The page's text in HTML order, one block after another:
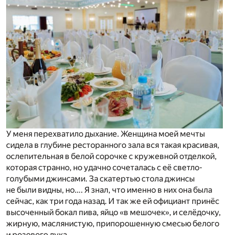
У меня перехватило дыхание. Женщина моей мечты
сидела в глубине ресторанного зала вся такая красивая,
ослепительная в белой сорочке с кружевной отделкой,
которая странно, но удачно сочеталась с её светло-
голубыми джинсами. За скатертью стола джинсы
не были видны, но…. Я знал, что именно в них она была
сейчас, как три года назад. И так же ей официант принёс
высоченный бокал пива, яйцо «в мешочек», и селёдочку,
жирную, маслянистую, припорошенную смесью белого